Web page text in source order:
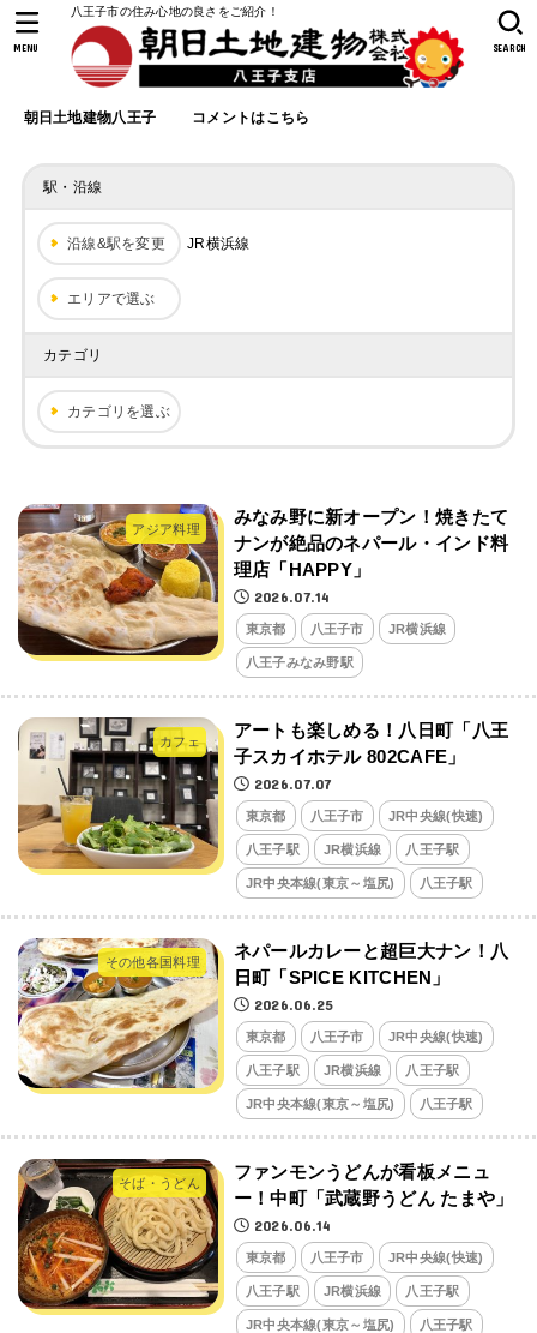
八王子市の住み心地の良さをご紹介！
朝日土地建物八王子 コメントはこちら
SEARCH
MENU
駅・沿線
沿線&駅を変更 JR横浜線
エリアで選ぶ
カテゴリ
カテゴリを選ぶ
アジア料理
みなみ野に新オープン！焼きたて
ナンが絶品のネパール・インド料
理店「HAPPY」
2026.07.14
東京都 八王子市 JR横浜線
八王子みなみ野駅
カフェ
アートも楽しめる！八日町「八王
子スカイホテル 802CAFE」
2026.07.07
東京都 八王子市 JR中央線(快速)
八王子駅 JR横浜線 八王子駅
JR中央本線(東京～塩尻) 八王子駅
その他各国料理
ネパールカレーと超巨大ナン！八
日町「SPICE KITCHEN」
2026.06.25
東京都 八王子市 JR中央線(快速)
八王子駅 JR横浜線 八王子駅
JR中央本線(東京～塩尻) 八王子駅
そば・うどん
ファンモンうどんが看板メニュ
ー！中町「武蔵野うどん たまや」
2026.06.14
東京都 八王子市 JR中央線(快速)
八王子駅 JR横浜線 八王子駅
JR中央本線(東京～塩尻) 八王子駅